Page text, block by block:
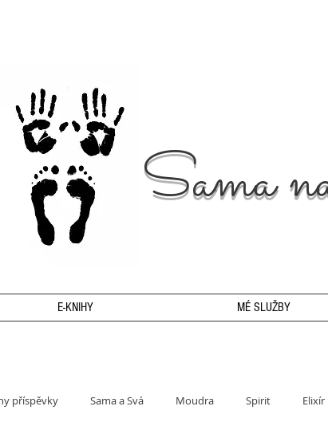
Sama
E-KNIHY MÉ SLUŽBY
příspěvky Sama a Svá Moudra Spirit Elixír